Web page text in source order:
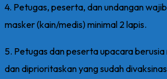
4. Petugas, peserta, dan undangan
masker (kain/medis) minimal 2 lapis.
5. Petugas dan peserta upacara
dan diprioritaskan yang sudah